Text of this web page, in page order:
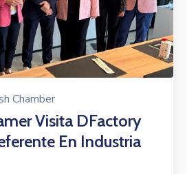
Chamber
Visita DFactory
En Industria